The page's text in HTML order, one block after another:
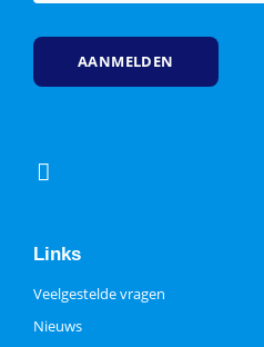
Links
Veelgestelde vragen
Nieuws